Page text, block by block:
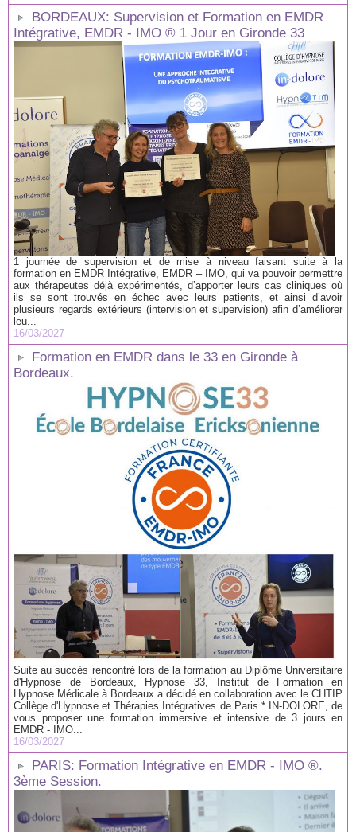
BORDEAUX: Supervision et Formation en EMDR
Intégrative, EMDR - IMO ® 1 Jour en Gironde 33
1 journée de supervision et de mise à niveau faisant suite à la
formation en EMDR Intégrative, EMDR – IMO, qui va pouvoir permettre
aux thérapeutes déjà expérimentés, d’apporter leurs cas cliniques où
ils se sont trouvés en échec avec leurs patients, et ainsi d’avoir
plusieurs regards extérieurs (intervision et supervision) afin d’améliorer
leu...
16/03/2027
Formation en EMDR dans le 33 en Gironde à
Bordeaux.
Suite au succès rencontré lors de la formation au Diplôme Universitaire
d'Hypnose de Bordeaux, Hypnose 33, Institut de Formation en
Hypnose Médicale à Bordeaux a décidé en collaboration avec le CHTIP
Collège d'Hypnose et Thérapies Intégratives de Paris * IN-DOLORE, de
vous proposer une formation immersive et intensive de 3 jours en
EMDR - IMO...
16/03/2027
PARIS: Formation Intégrative en EMDR - IMO ®.
3ème Session.